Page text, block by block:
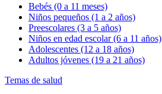
Bebés (0 a 11 meses)
Niños pequeños (1 a 2 años)
Preescolares (3 a 5 años)
Niños en edad escolar (6 a 11 años)
Adolescentes (12 a 18 años)
Adultos jóvenes (19 a 21 años)
Temas de salud